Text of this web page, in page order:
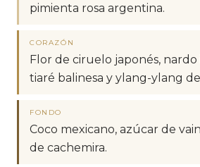
pimienta rosa argentina.
CORAZÓN
Flor de ciruelo japonés, nardo
tiaré balinesa y ylang-ylang de
FONDO
Coco mexicano, azúcar de
de cachemira.